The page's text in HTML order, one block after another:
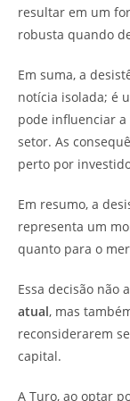
resultar em um
robusta quando
Em suma, a
notícia isolada; é
pode influenciar
setor. As
perto por
Em resumo, a
representa um
quanto para o
Essa decisão não
atual, mas
reconsiderarem
capital.
A Turo, ao optar